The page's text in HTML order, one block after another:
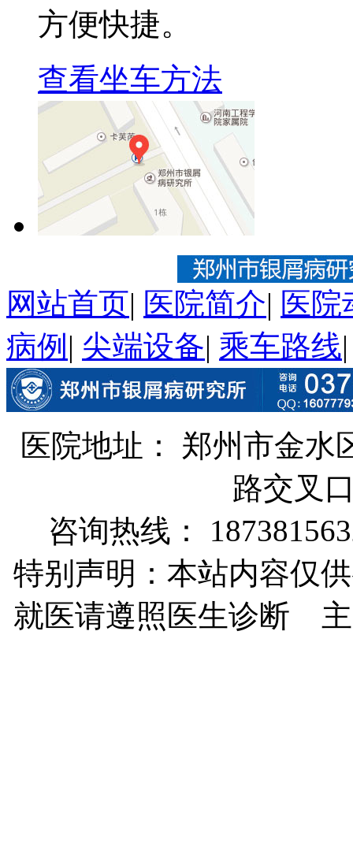
方便快捷。
查看坐车方法
网站首页| 医院简介| 医院
病例 | 尖端设备| 乘车路线
医院地址： 郑州市金水
路交叉
咨询热线：
特别声明：本站内容仅
就医请遵照医生诊断